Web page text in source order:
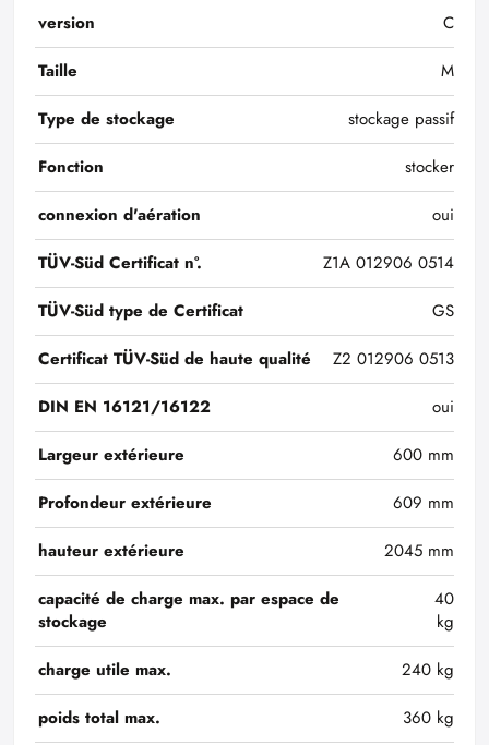
version
C
Taille
M
Type de stockage
stockage passif
Fonction
stocker
connexion d'aération
oui
TÜV-Süd Certificat n°.
Z1A 012906 0514
TÜV-Süd type de Certificat
GS
Certificat TÜV-Süd de haute qualité
Z2 012906 0513
DIN EN 16121/16122
oui
Largeur extérieure
600 mm
Profondeur extérieure
609 mm
hauteur extérieure
2045 mm
capacité de charge max. par espace de
stockage
40
kg
charge utile max.
240 kg
poids total max.
360 kg